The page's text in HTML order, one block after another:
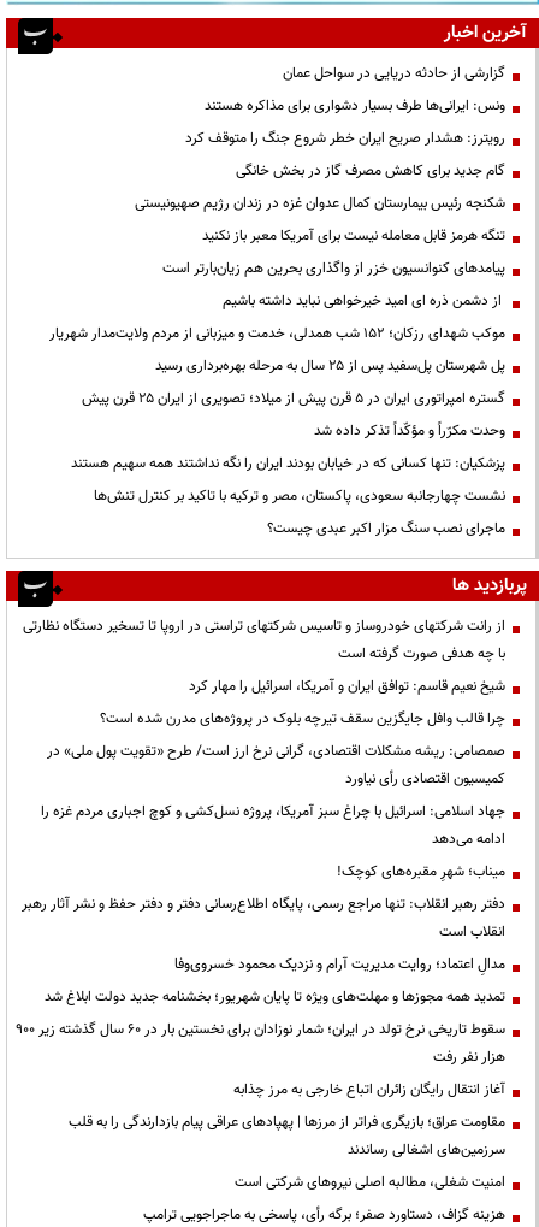
آخرین اخبار
گزارشی از حادثه دریایی در سواحل عمان
ونس: ایرانی‌ها طرف بسیار دشواری برای مذاکره هستند
رویترز: هشدار صریح ایران خطر شروع جنگ را متوقف کرد
گام جدید برای کاهش مصرف گاز در بخش خانگی
شکنجه رئیس بیمارستان کمال عدوان غزه در زندان رژیم صهیونیستی
تنگه هرمز قابل معامله نیست برای آمریکا معبر باز نکنید
پیامدهای کنوانسیون خزر از واگذاری بحرین هم زیان‌بارتر است
از دشمن ذره ای امید خیرخواهی نباید داشته باشیم
موکب شهدای رزکان؛ ۱۵۲ شب همدلی، خدمت و میزبانی از مردم ولایت‌مدار شهریار
پل شهرستان پل‌سفید پس از ۲۵ سال به مرحله بهره‌برداری رسید
گستره امپراتوری ایران در ۵ قرن پیش از میلاد؛ تصویری از ایران ۲۵ قرن پیش
وحدت مکرّراً و مؤکّداً تذکر داده شد
پزشکیان: تنها کسانی که در خیابان بودند ایران را نگه نداشتند همه سهیم هستند
نشست چهارجانبه سعودی، پاکستان، مصر و ترکیه با تاکید بر کنترل تنش‌ها
ماجرای نصب سنگ مزار اکبر عبدی چیست؟
پربازدید ها
از رانت‌ شرکتهای خودروساز و تاسیس شرکتهای تراستی در اروپا تا تسخیر دستگاه نظارتی
با چه هدفی صورت گرفته است
شیخ نعیم قاسم: توافق ایران و آمریکا، اسرائیل را مهار کرد
چرا قالب وافل جایگزین سقف تیرچه بلوک در پروژه‌های مدرن شده است؟
صمصامی: ریشه مشکلات اقتصادی، گرانی نرخ ارز است/ طرح «تقویت پول ملی» در
کمیسیون اقتصادی رأی نیاورد
جهاد اسلامی: اسرائیل با چراغ سبز آمریکا، پروژه نسل‌کشی و کوچ اجباری مردم غزه را
ادامه می‌دهد
میناب؛ شهرِ مقبره‌های کوچک!
دفتر رهبر انقلاب: تنها مراجع رسمی، پایگاه اطلاع‌رسانی دفتر و دفتر حفظ و نشر آثار رهبر
انقلاب است
مدالِ اعتماد؛ روایت مدیریت آرام و نزدیک محمود خسروی‌وفا
تمدید همه مجوزها و مهلت‌های ویژه تا پایان شهریور؛ بخشنامه جدید دولت ابلاغ شد
سقوط تاریخی نرخ تولد در ایران؛ شمار نوزادان برای نخستین بار در ۶۰ سال گذشته زیر ۹۰۰
هزار نفر رفت
آغاز انتقال رایگان زائران اتباع خارجی به مرز چذابه
مقاومت عراق؛ بازیگری فراتر از مرزها | پهپادهای عراقی پیام بازدارندگی را به قلب
سرزمین‌های اشغالی رساندند
‌امنیت شغلی، مطالبه اصلی نیروهای شرکتی است
هزینه گزاف، دستاورد صفر؛ برگه رأی، پاسخی به ماجراجویی ترامپ